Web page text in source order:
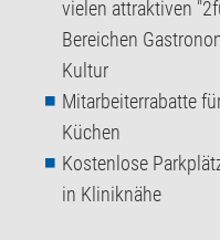
vielen attraktiven
Bereichen
Kultur
Mitarbeiterrabatte
Küchen
Kostenlose
in Kliniknähe